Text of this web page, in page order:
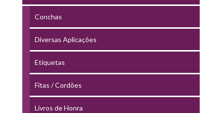
Conchas
Diversas Aplicações
Etiquetas
Fitas / Cordões
Livros de Honra